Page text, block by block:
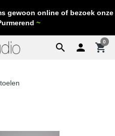
gewoon online of bezoek onze
~
search  shopping_cart
0